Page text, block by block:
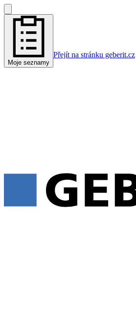
Moje seznamy
Přejít na stránku geberit.cz